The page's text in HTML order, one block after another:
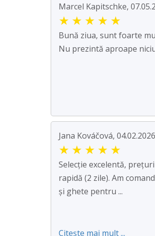
Marcel Kapitschke,
★ ★ ★ ★ ★
Bună ziua, sunt foarte
Nu prezintă aproape
Jana Kováčová, 04.02.2026
★ ★ ★ ★ ★
Selecție excelentă,
rapidă (2 zile). Am
și ghete pentru ...
Citește mai mult ...